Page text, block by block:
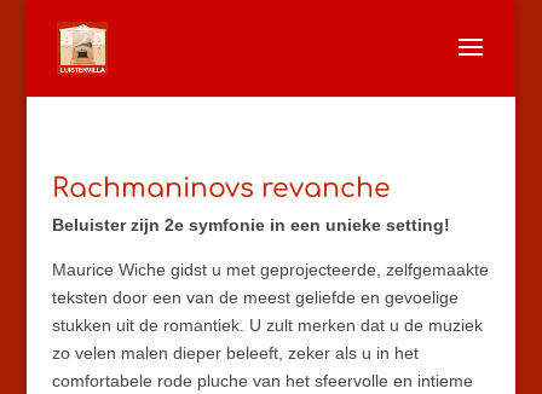
Rachmaninovs revanche
Beluister zijn 2e symfonie in een unieke setting!
Maurice Wiche gidst u met geprojecteerde, zelfgemaakte
teksten door een van de meest geliefde en gevoelige
stukken uit de romantiek. U zult merken dat u de muziek
zo velen malen dieper beleeft, zeker als u in het
comfortabele rode pluche van het sfeervolle en intieme